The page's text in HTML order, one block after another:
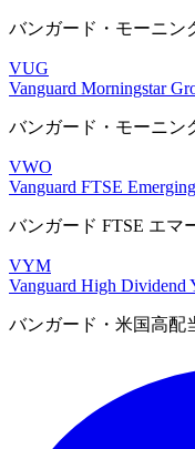
バンガード・モーニン
VUG
Vanguard Morningstar
バンガード・モーニン
VWO
Vanguard FTSE
バンガード FTSE エマ
VYM
Vanguard High Dividend
バンガード・米国高配